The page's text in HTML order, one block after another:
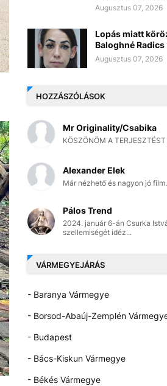
Augusztus 07, 2026
Lopás miatt
Baloghné Radics
Augusztus 07, 2026
HOZZÁSZÓLÁSOK
Mr Originality/Csabika
KÖSZÖNÖM A TERJESZTÉST
Alexander Elek
Már nézhető és nagyon jó film.
Pálos Trend
2024. január 6-án Csurka
szellemiségét idéz...
VÁRMEGYEJÁRÁS
- Baranya Vármegye
- Borsod-Abaúj-Zemplén
- Budapest
- Bács-Kiskun Vármegye
- Békés Vármegye